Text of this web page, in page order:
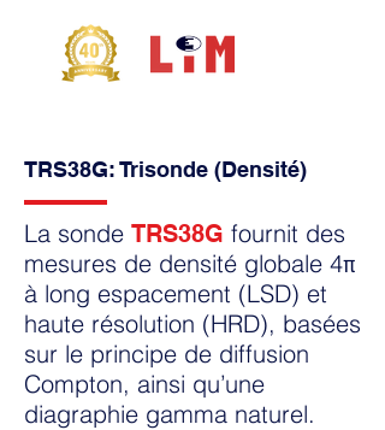
TRS38G: Trisonde (Densité)
La sonde TRS38G fournit des
mesures de densité globale 4π
à long espacement (LSD) et
haute résolution (HRD), basées
sur le principe de diffusion
Compton, ainsi qu’une
diagraphie gamma naturel.